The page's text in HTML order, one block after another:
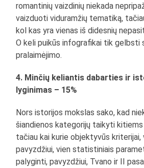
romantinių vaizdinių niekada
vaizduoti viduramžių tematiką,
kol kas yra vienas iš didesnių
O keli puikūs infografikai tik gelbsti
pralaimėjimo.
4. Minčių keliantis dabarties ir
lyginimas – 15%
Nors istorijos mokslas sako, kad
šiandienos kategorijų taikyti
tačiau kai kurie objektyvūs kriterijai,
pavyzdžiui, vien statistiniais
palyginti, pavyzdžiui, Tvano ir II